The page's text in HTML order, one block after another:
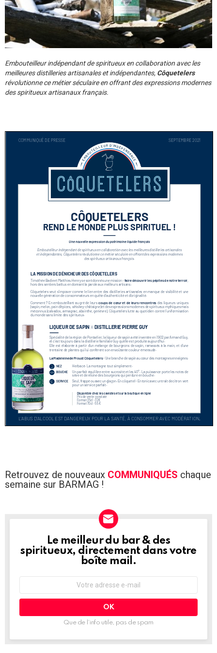
Embouteilleur indépendant de spiritueux en collaboration avec les
meilleures distilleries artisanales et indépendantes, Côquetelers
révolutionne ce métier séculaire en offrant des expressions modernes
des spiritueux artisanaux français.
Retrouvez de nouveaux COMMUNIQUÉS chaque
semaine sur BARMAG !
NEWSLETTER
Le meilleur du bar & des
spiritueux, directement dans votre
boîte mail.
mail
Que de l’info utile, pas de spam